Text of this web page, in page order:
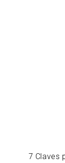
7 Claves